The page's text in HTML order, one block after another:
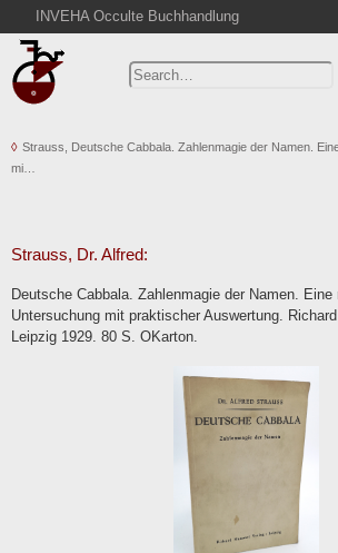
INVEHA Occulte Buchhandlung
Home
Advanced Search
Cart
Abbreviations
Contact
Terms
Strauss, Deutsche Cabbala. Zahlenmagie der Namen.
mi…
Strauss, Dr. Alfred:
Deutsche Cabbala. Zahlenmagie der Namen.
Untersuchung mit praktischer Auswertung.
Leipzig 1929. 80 S. OKarton.